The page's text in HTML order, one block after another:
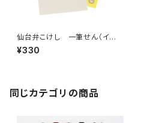
仙台弁こけし 一筆せん（イエ
ロー）
¥330
同じカテゴリの商品